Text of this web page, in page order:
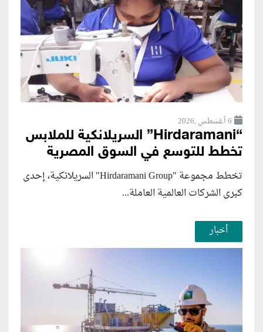
6 أغسطس ,2026
“Hirdaramani” السريلانكية للملابس
تخطط للتوسع في السوق المصرية
تخطط مجموعة "Hirdaramani Group" السريلانكية، إحدى
كبرى الشركات العالمية العاملة...
أخبار